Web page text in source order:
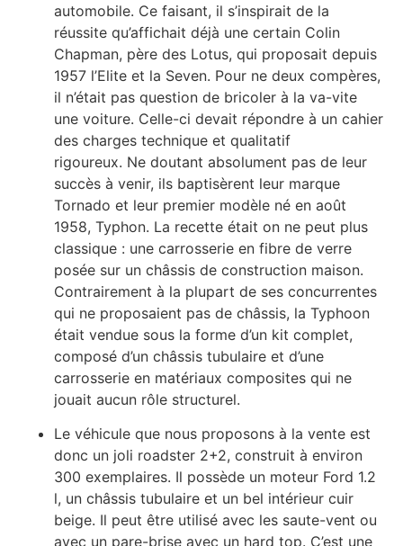
automobile. Ce faisant, il s’inspirait de la
réussite qu’affichait déjà une certain Colin
Chapman, père des Lotus, qui proposait depuis
1957 l’Elite et la Seven. Pour ne deux compères,
il n’était pas question de bricoler à la va-vite
une voiture. Celle-ci devait répondre à un cahier
des charges technique et qualitatif
rigoureux. Ne doutant absolument pas de leur
succès à venir, ils baptisèrent leur marque
Tornado et leur premier modèle né en août
1958, Typhon. La recette était on ne peut plus
classique : une carrosserie en fibre de verre
posée sur un châssis de construction maison.
Contrairement à la plupart de ses concurrentes
qui ne proposaient pas de châssis, la Typhoon
était vendue sous la forme d’un kit complet,
composé d’un châssis tubulaire et d’une
carrosserie en matériaux composites qui ne
jouait aucun rôle structurel.
Le véhicule que nous proposons à la vente est
donc un joli roadster 2+2, construit à environ
300 exemplaires. Il possède un moteur Ford 1.2
l, un châssis tubulaire et un bel intérieur cuir
beige. Il peut être utilisé avec les saute-vent ou
avec un pare-brise avec un hard top. C’est une